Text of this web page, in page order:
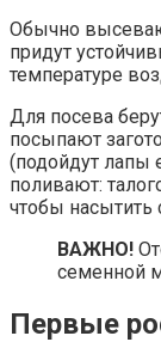
Обычно
придут
температуре
Для посева
посыпают
(подойдут лапы
поливают:
чтобы насытить
ВАЖНО!
семенной
Первые